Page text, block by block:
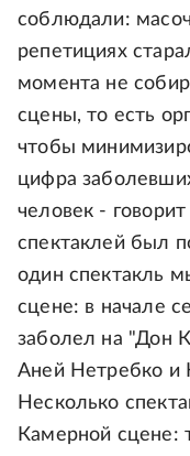
соблюдали:
репетициях
момента не
сцены, то есть
чтобы
цифра
человек -
спектаклей был
один спектакль
сцене: в начале
заболел на "Дон
Аней Нетребко
Несколько
Камерной сцене: